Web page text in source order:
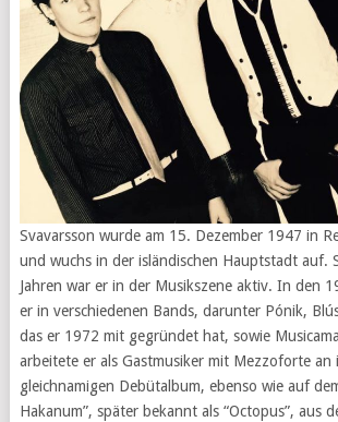
Svavarsson wurde am 15. Dezember 1947 in
und wuchs in der isländischen Hauptstadt auf.
Jahren war er in der Musikszene aktiv. In den
er in verschiedenen Bands, darunter Pónik,
das er 1972 mit gegründet hat, sowie
arbeitete er als Gastmusiker mit Mezzoforte an
gleichnamigen Debütalbum, ebenso wie auf
Hakanum”, später bekannt als “Octopus”, aus